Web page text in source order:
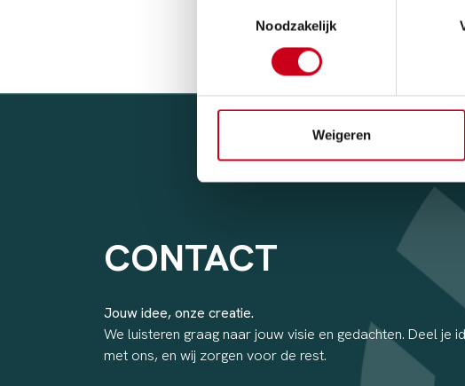
Noodzakelijk
Weigeren
CONTACT
Jouw idee, onze creatie.
We luisteren graag naar jouw visie en gedachten. Deel je
met ons, en wij zorgen voor de rest.